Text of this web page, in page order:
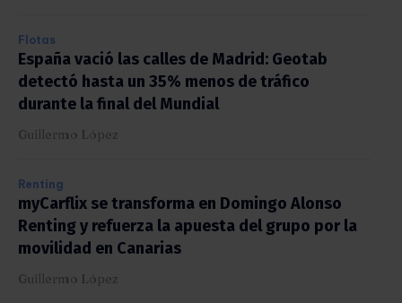
Flotas
España vació las calles de Madrid: Geotab
detectó hasta un 35% menos de tráfico
durante la final del Mundial
Guillermo López
Renting
myCarflix se transforma en Domingo Alonso
Renting y refuerza la apuesta del grupo por la
movilidad en Canarias
Guillermo López